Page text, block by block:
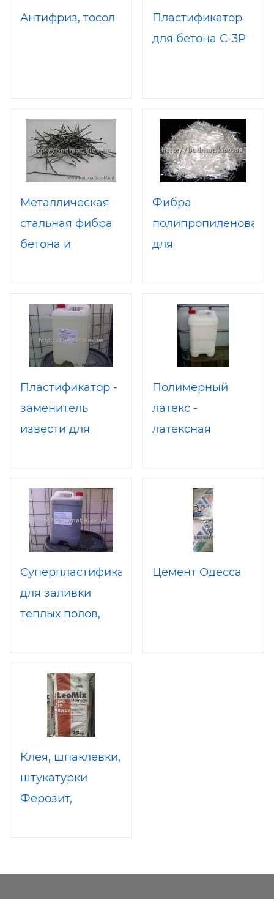
Антифриз, тосол
Пластификатор
для бетона С-3Р
Металлическая
стальная фибра
бетона и
Фибра
полипропиленовая
для
полов,
пенобетона
Пластификатор -
заменитель
извести для
кладочных и
штукатурных
растворов
Полимерный
латекс -
латексная
устройства
теплых и
промышленных
Суперпластификатор
для заливки
теплых полов,
фундаментов.
Уменьшает
требуемое кол-
во воды.
Стабилизирует
процесс
гидратации.Повышает
Цемент Одесса
Клея, шпаклевки,
штукатурки
Ферозит,